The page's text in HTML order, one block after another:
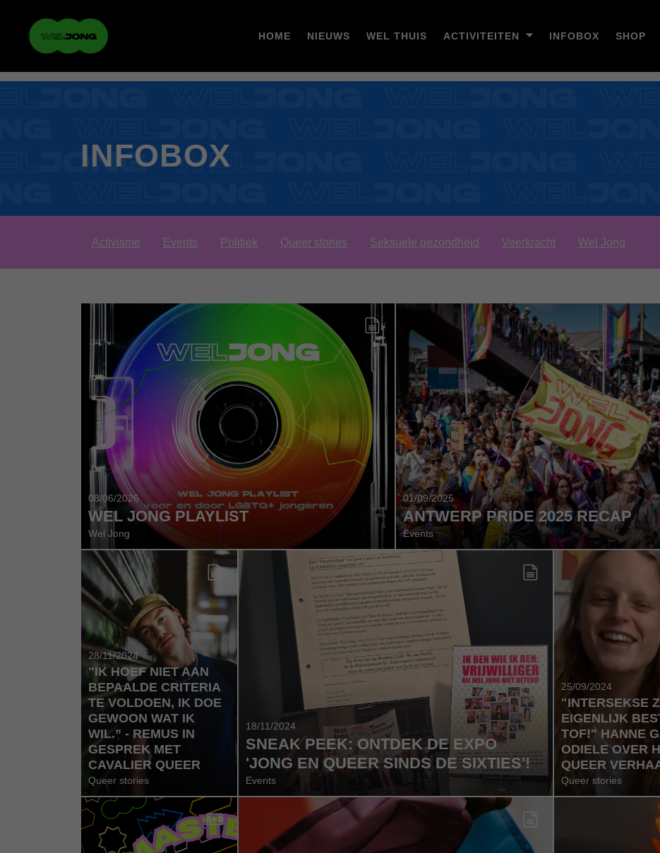
HOME NIEUWS WEL THUIS ACTIVITEITEN INFOBOX SHOP
INFOBOX
Activisme Events Politiek Queer stories Seksuele gezondheid Veerkracht Wel Jong
08/06/2026
WEL JONG PLAYLIST
Wel Jong
01/09/2025
ANTWERP PRIDE 2025 RECAP
Events
28/11/2024
"IK HOEF NIET AAN
BEPAALDE CRITERIA
TE VOLDOEN, IK DOE
GEWOON WAT IK
WIL.” - REMUS IN
GESPREK MET
CAVALIER QUEER
Queer stories
18/11/2024
SNEAK PEEK: ONTDEK DE EXPO
'JONG EN QUEER SINDS DE SIXTIES'!
Events
25/09/2024
"INTERSEKSE
EIGENLIJK
TOF!" HANNE
ODIELE OVER
QUEER
Queer stories